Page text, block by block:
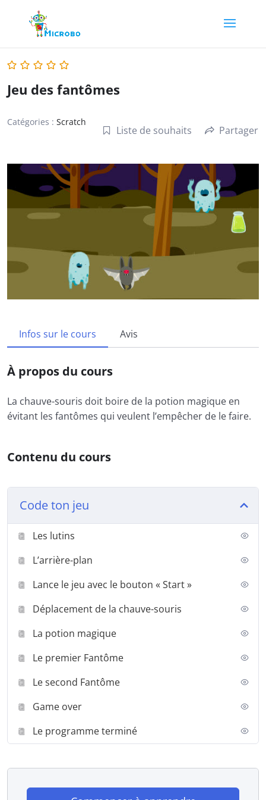
Jeu des fantômes
Catégories : Scratch
Liste de souhaits Partager
Infos sur le cours Avis
À propos du cours
La chauve-souris doit boire de la potion magique en
évitant les fantômes qui veulent l’empêcher de le faire.
Contenu du cours
Code ton jeu
Les lutins
L’arrière-plan
Lance le jeu avec le bouton « Start »
Déplacement de la chauve-souris
La potion magique
Le premier Fantôme
Le second Fantôme
Game over
Le programme terminé